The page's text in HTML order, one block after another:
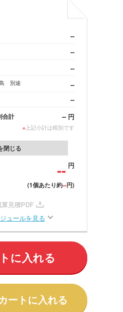
--
--
--
別途
--
--
合計 -- 円
※ 上記小計は税別です
閉じる
-- 円
(1個あたり約--円)
見積PDF
ュールを見る
に入れる
ートに入れる